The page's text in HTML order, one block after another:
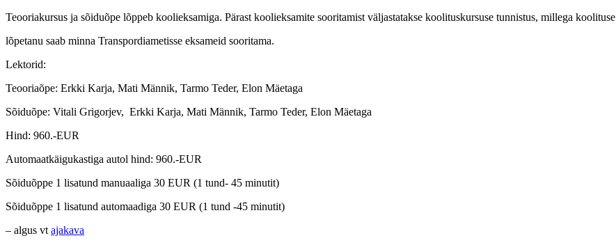
Teooriakursus ja sõiduõpe lõppeb koolieksamiga. Pärast koolieksamite sooritamist väljastatakse koolituskursuse tunnistus, millega koolituse
lõpetanu saab minna Transpordiametisse eksameid sooritama.
Lektorid:
Teooriaõpe: Erkki Karja, Mati Männik, Tarmo Teder, Elon Mäetaga
Sõiduõpe: Vitali Grigorjev, Erkki Karja, Mati Männik, Tarmo Teder, Elon Mäetaga
Hind: 960.-EUR
Automaatkäigukastiga autol hind: 960.-EUR
Sõiduõppe 1 lisatund manuaaliga 30 EUR (1 tund- 45 minutit)
Sõiduõppe 1 lisatund automaadiga 30 EUR (1 tund -45 minutit)
– algus vt ajakava